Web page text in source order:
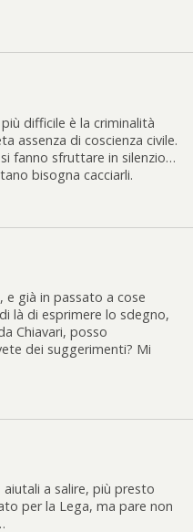
difficile è la criminalità
assenza di coscienza civile.
fanno sfruttare in silenzio…
bisogna cacciarli.
già in passato a cose
là di esprimere lo sdegno,
Chiavari, posso
dei suggerimenti? Mi
aiutali a salire, più presto
per la Lega, ma pare non